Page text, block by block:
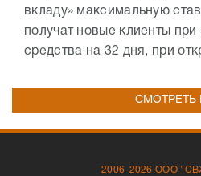
вкладу» максимальную
получат новые клиенты
средства на 32 дня, при
СМОТРЕТЬ
2006-2026 ООО